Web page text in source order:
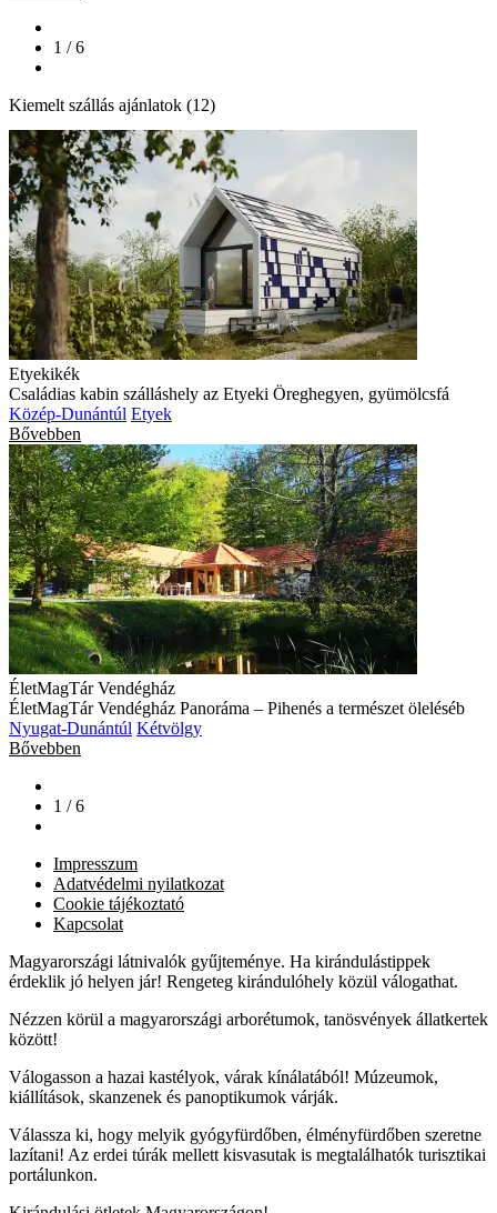
1 / 6
Kiemelt szállás ajánlatok (12)
Etyekikék
Családias kabin szálláshely az Etyeki Öreghegyen, gyümölcsfá
Közép-Dunántúl Etyek
Bővebben
ÉletMagTár Vendégház
ÉletMagTár Vendégház Panoráma – Pihenés a természet öleléséb
Nyugat-Dunántúl Kétvölgy
Bővebben
1 / 6
Impresszum
Adatvédelmi nyilatkozat
Cookie tájékoztató
Kapcsolat
Magyarországi látnivalók gyűjteménye. Ha kirándulástippek
érdeklik jó helyen jár! Rengeteg kirándulóhely közül válogathat.
Nézzen körül a magyarországi arborétumok, tanösvények állatkertek
között!
Válogasson a hazai kastélyok, várak kínálatából! Múzeumok,
kiállítások, skanzenek és panoptikumok várják.
Válassza ki, hogy melyik gyógyfürdőben, élményfürdőben szeretne
lazítani! Az erdei túrák mellett kisvasutak is megtalálhatók turisztikai
portálunkon.